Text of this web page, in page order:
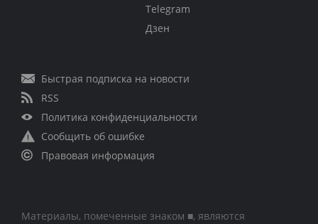
Telegram
Дзен
Быстрая подписка на новости
RSS
Политика конфиденциальности
Сообщить об ошибке
Правовая информация
Материалы, помеченные знаком ■, являются